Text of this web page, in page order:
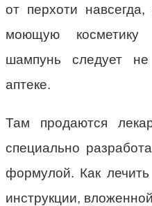
от перхоти
моющую косметику
шампунь следует
аптеке.
Там продаются
специально
формулой. Как
инструкции,